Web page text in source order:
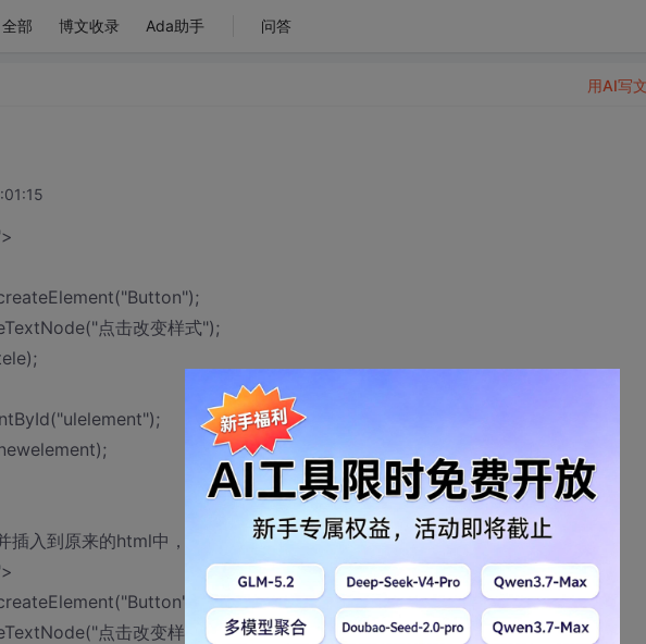
全部 博文收录 Ada助手 问答
点击改变样式");
插入到原来的html中，这样是成功的，但是当把onload事件去掉之后也就是
点击改变样式");
用AI写